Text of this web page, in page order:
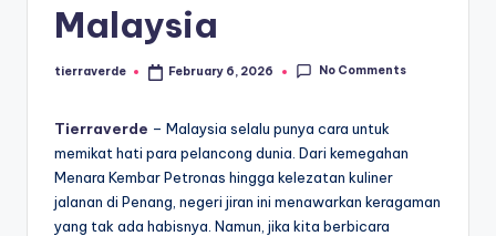
ulMalaysia
Posted
tierraverde February 6, 2026 No Comments
Tierraverde – Malaysia selalu punya cara untuk
memikat hati para pelancong dunia. Dari kemegahan
Menara Kembar Petronas hingga kelezatan kuliner
jalanan di Penang, negeri jiran ini menawarkan keragaman
yang tak ada habisnya. Namun, jika kita berbicara